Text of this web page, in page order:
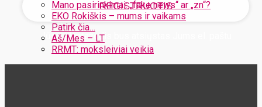
Mano pasirinkimai: „fake news“ ar „zn“?
EKO Rokiškis – mums ir vaikams
Patirk čia…
Aš/Mes – LT
RRMT: moksleiviai veikia
Jūsų slaptažodis bus atsiųstas Jums el. paštu